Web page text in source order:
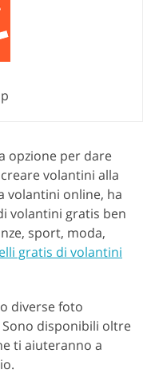
opzione per dare
volantini alla
volantini online, ha
volantini gratis ben
sport, moda,
gratis di volantini
diverse foto
disponibili oltre
ti aiuteranno a